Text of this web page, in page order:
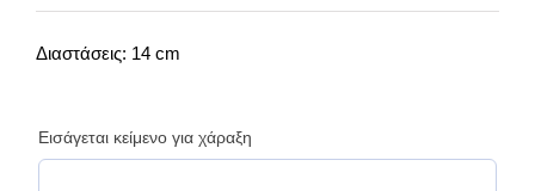
Διαστάσεις: 14 cm
Εισάγεται κείμενο για χάραξη